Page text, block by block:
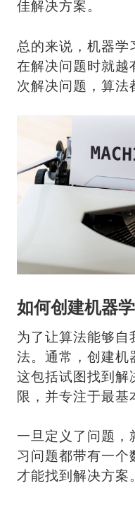
佳解决方案。
总的来说，机器学
在解决问题时就越
次解决问题，算法
如何创建机器
为了让算法能够自
法。通常，创建机
这包括试图找到解
限，并专注于最基
一旦定义了问题，
习问题都带有一个
才能找到解决方案。